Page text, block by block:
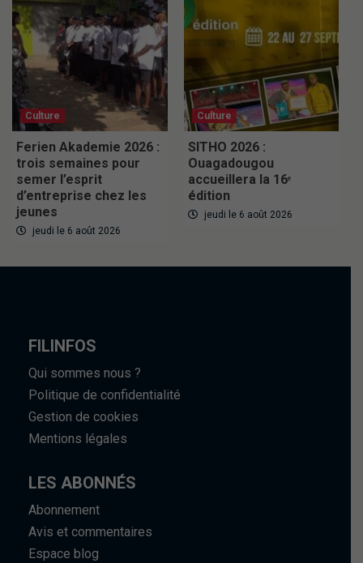
Culture
Ferien Akademie 2026 :
trois semaines pour
semer l’esprit
d’entreprise chez les
jeunes
jeudi le 6 août 2026
Culture
SITHO 2026 :
Ouagadougou
accueillera la 16ᵉ
édition
jeudi le 6 août 2026
FILINFOS
Qui sommes nous ?
Politique de confidentialité
Gestion de cookies
Mentions légales
LES ABONNÉS
Abonnement
Avis et commentaires
Espace blog